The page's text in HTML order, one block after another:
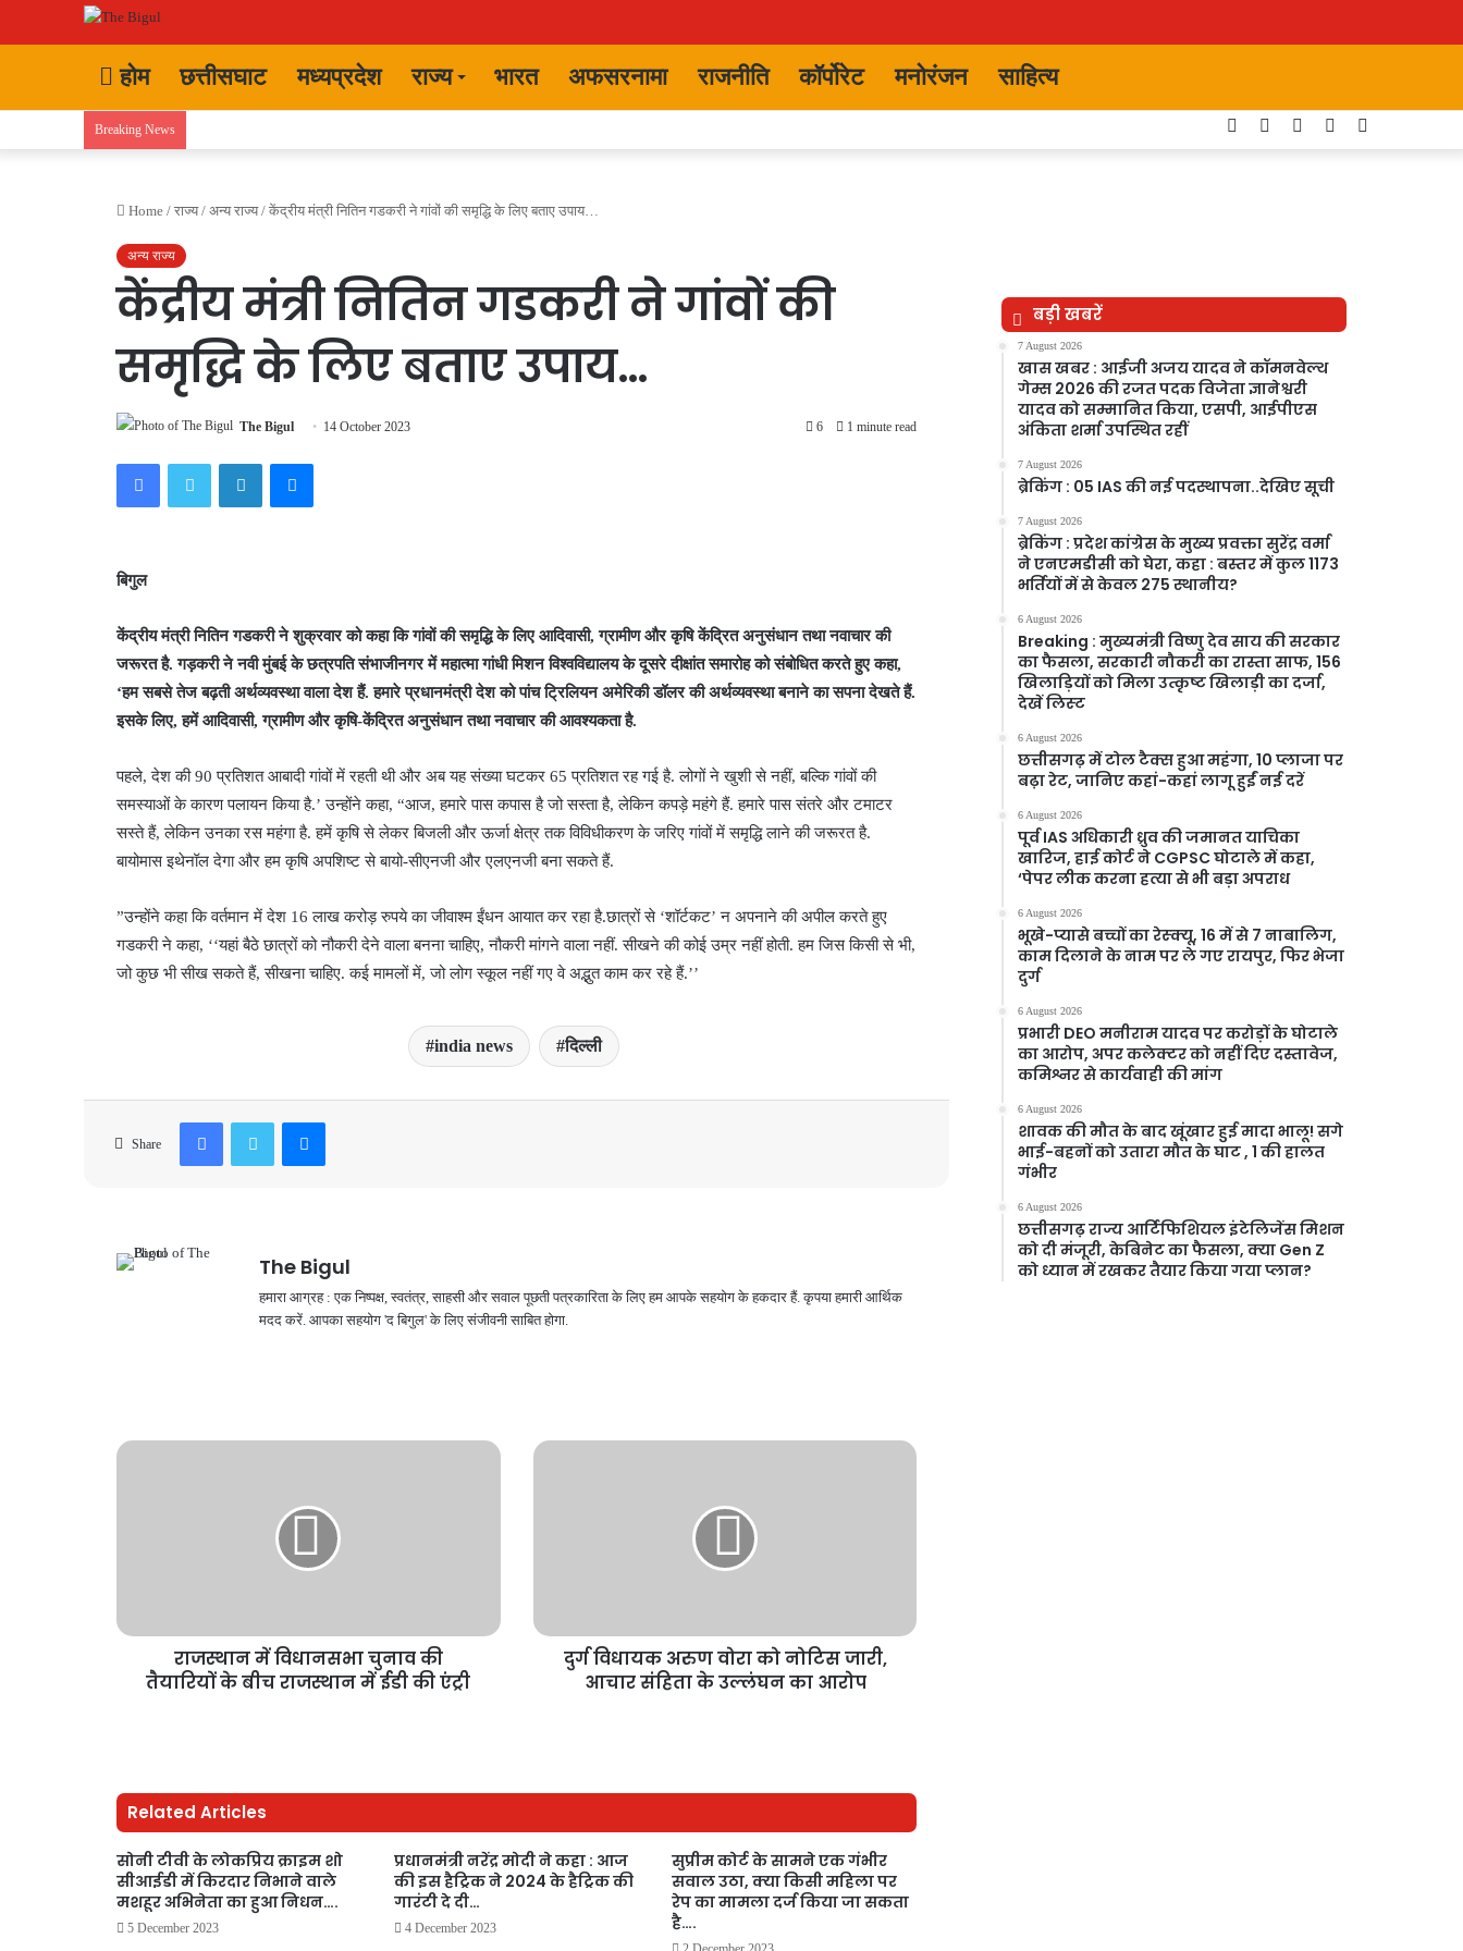
होम छत्तीसघाट मध्यप्रदेश राज्य भारत अफसरनामा राजनीति कॉर्पोरेट मनोरंजन साहित्य
Breaking News
skin
Instagram
YouTube
Twitter
Facebook
Home / राज्य / अन्य राज्य / केंद्रीय मंत्री नितिन गडकरी ने गांवों की समृद्धि के लिए बताए उपाय…
अन्य राज्य
केंद्रीय मंत्री नितिन गडकरी ने गांवों की
समृद्धि के लिए बताए उपाय…
The Bigul 14 October 2023 6 1 minute read
FacebookTwitter LinkedInMessenger
बिगुल
केंद्रीय मंत्री नितिन गडकरी ने शुक्रवार को कहा कि गांवों की समृद्धि के लिए आदिवासी, ग्रामीण और कृषि केंद्रित अनुसंधान तथा नवाचार की
जरूरत है. गड़करी ने नवी मुंबई के छत्रपति संभाजीनगर में महात्मा गांधी मिशन विश्वविद्यालय के दूसरे दीक्षांत समारोह को संबोधित करते हुए कहा,
‘हम सबसे तेज बढ़ती अर्थव्यवस्था वाला देश हैं. हमारे प्रधानमंत्री देश को पांच ट्रिलियन अमेरिकी डॉलर की अर्थव्यवस्था बनाने का सपना देखते हैं.
इसके लिए, हमें आदिवासी, ग्रामीण और कृषि-केंद्रित अनुसंधान तथा नवाचार की आवश्यकता है.
पहले, देश की 90 प्रतिशत आबादी गांवों में रहती थी और अब यह संख्या घटकर 65 प्रतिशत रह गई है. लोगों ने खुशी से नहीं, बल्कि गांवों की
समस्याओं के कारण पलायन किया है.’ उन्होंने कहा, “आज, हमारे पास कपास है जो सस्ता है, लेकिन कपड़े महंगे हैं. हमारे पास संतरे और टमाटर
सस्ते हैं, लेकिन उनका रस महंगा है. हमें कृषि से लेकर बिजली और ऊर्जा क्षेत्र तक विविधीकरण के जरिए गांवों में समृद्धि लाने की जरूरत है.
बायोमास इथेनॉल देगा और हम कृषि अपशिष्ट से बायो-सीएनजी और एलएनजी बना सकते हैं.
”उन्होंने कहा कि वर्तमान में देश 16 लाख करोड़ रुपये का जीवाश्म ईंधन आयात कर रहा है.छात्रों से ‘शॉर्टकट’ न अपनाने की अपील करते हुए
गडकरी ने कहा, ‘‘यहां बैठे छात्रों को नौकरी देने वाला बनना चाहिए, नौकरी मांगने वाला नहीं. सीखने की कोई उम्र नहीं होती. हम जिस किसी से भी,
जो कुछ भी सीख सकते हैं, सीखना चाहिए. कई मामलों में, जो लोग स्कूल नहीं गए वे अद्भुत काम कर रहे हैं.’’
india news दिल्ली
Share
FacebookTwitter Messenger
The Bigul
हमारा आग्रह : एक निष्पक्ष, स्वतंत्र, साहसी और सवाल पूछती पत्रकारिता के लिए हम आपके सहयोग के हकदार हैं. कृपया हमारी आर्थिक
मदद करें. आपका सहयोग 'द बिगुल' के लिए संजीवनी साबित होगा.
राजस्थान में विधानसभा चुनाव की
तैयारियों के बीच राजस्थान में ईडी की एंट्री
दुर्ग विधायक अरुण वोरा को नोटिस जारी,
आचार संहिता के उल्लंघन का आरोप
Related Articles
सोनी टीवी के लोकप्रिय क्राइम शो
सीआईडी में किरदार निभाने वाले
मशहूर अभिनेता का हुआ निधन….
5 December 2023
प्रधानमंत्री नरेंद्र मोदी ने कहा : आज
की इस हैट्रिक ने 2024 के हैट्रिक की
गारंटी दे दी…
4 December 2023
सुप्रीम कोर्ट के सामने एक गंभीर
सवाल उठा, क्या किसी महिला पर
रेप का मामला दर्ज किया जा सकता
है….
बड़ी खबरें
7 August 2026
खास खबर : आईजी अजय यादव ने कॉमनवेल्थ
गेम्स 2026 की रजत पदक विजेता ज्ञानेश्वरी
यादव को सम्मानित किया, एसपी, आईपीएस
अंकिता शर्मा उपस्थित रहीं
7 August 2026
ब्रेकिंग : 05 IAS की नई पदस्थापना..देखिए सूची
7 August 2026
ब्रेकिंग : प्रदेश कांग्रेस के मुख्य प्रवक्ता सुरेंद्र वर्मा
ने एनएमडीसी को घेरा, कहा : बस्तर में कुल 1173
भर्तियों में से केवल 275 स्थानीय?
6 August 2026
Breaking : मुख्यमंत्री विष्णु देव साय की सरकार
का फैसला, सरकारी नौकरी का रास्ता साफ, 156
खिलाड़ियों को मिला उत्कृष्ट खिलाड़ी का दर्जा,
देखें लिस्‍ट
6 August 2026
छत्तीसगढ़ में टोल टैक्स हुआ महंगा, 10 प्लाजा पर
बढ़ा रेट, जानिए कहां-कहां लागू हुईं नई दरें
6 August 2026
पूर्व IAS अधिकारी ध्रुव की जमानत याचिका
खारिज, हाई कोर्ट ने CGPSC घोटाले में कहा,
‘पेपर लीक करना हत्या से भी बड़ा अपराध
6 August 2026
भूखे-प्यासे बच्चों का रेस्क्यू, 16 में से 7 नाबालिग,
काम दिलाने के नाम पर ले गए रायपुर, फिर भेजा
दुर्ग
6 August 2026
प्रभारी DEO मनीराम यादव पर करोड़ों के घोटाले
का आरोप, अपर कलेक्टर को नहीं दिए दस्तावेज,
कमिश्नर से कार्यवाही की मांग
6 August 2026
शावक की मौत के बाद खूंखार हुई मादा भालू! सगे
भाई-बहनों को उतारा मौत के घाट , 1 की हालत
गंभीर
6 August 2026
छत्तीसगढ़ राज्य आर्टिफिशियल इंटेलिजेंस मिशन
को दी मंजूरी, केबिनेट का फैसला, क्या Gen Z
को ध्यान में रखकर तैयार किया गया प्लान?